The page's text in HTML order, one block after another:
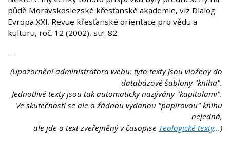
půdě Moravskoslezské křesťanské akademie, viz Dialog
Evropa XXI. Revue křesťanské orientace pro vědu a
kulturu, roč. 12 (2002), str. 82.
---
(Upozornění administrátora webu: tyto texty jsou vloženy do
databázové šablony "kniha".
Jednotlivé texty jsou tak automaticky nazývány "kapitolami".
Ve skutečnosti se ale o žádnou vydanou "papírovou" knihu
nejedná,
ale jde o text zveřejněný v časopise Teologické texty...)